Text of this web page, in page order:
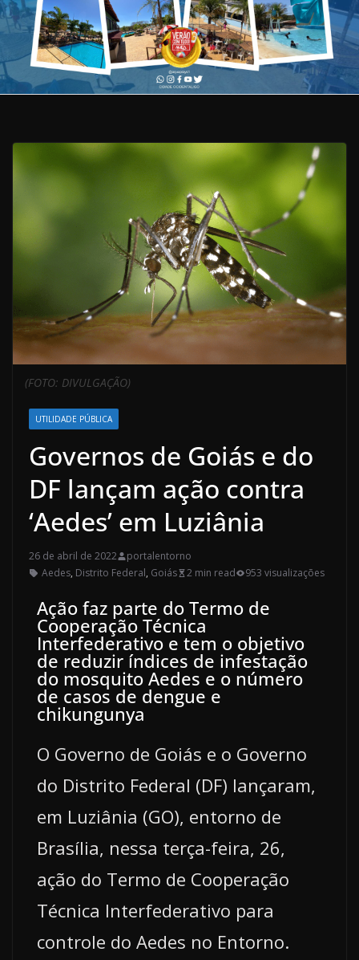
(FOTO: DIVULGAÇÃO)
UTILIDADE PÚBLICA
Governos de Goiás e do
DF lançam ação contra
‘Aedes’ em Luziânia
26 de abril de 2022
portalentorno
Aedes, Distrito Federal, Goiás 2 min read 953 visualizações
Ação faz parte do Termo de
Cooperação Técnica
Interfederativo e tem o objetivo
de reduzir índices de infestação
do mosquito Aedes e o número
de casos de dengue e
chikungunya
O Governo de Goiás e o Governo
do Distrito Federal (DF) lançaram,
em Luziânia (GO), entorno de
Brasília, nessa terça-feira, 26,
ação do Termo de Cooperação
Técnica Interfederativo para
controle do Aedes no Entorno.